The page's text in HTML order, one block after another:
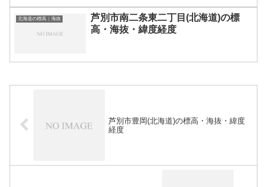
北海道の標高｜海抜
芦別市南二条東二丁目(北海道)の標
高・海抜・緯度経度
芦別市豊岡(北海道)の標高・海抜・緯度
経度